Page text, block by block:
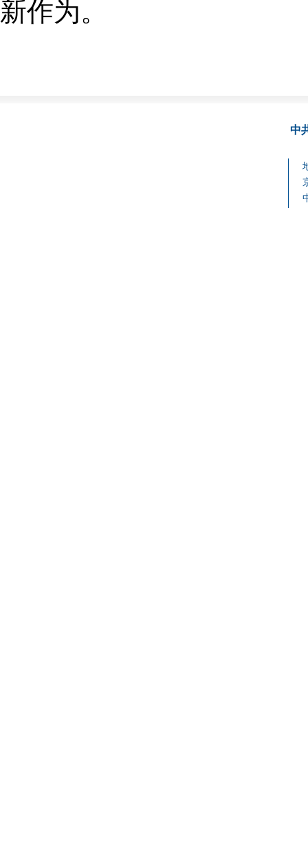
新作为。
中